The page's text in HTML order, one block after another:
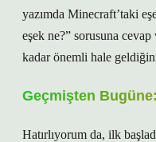
yazımda Minecraft’taki
eşek ne?” sorusuna
kadar önemli hale geldiğini
Geçmişten
Hatırlıyorum da, ilk